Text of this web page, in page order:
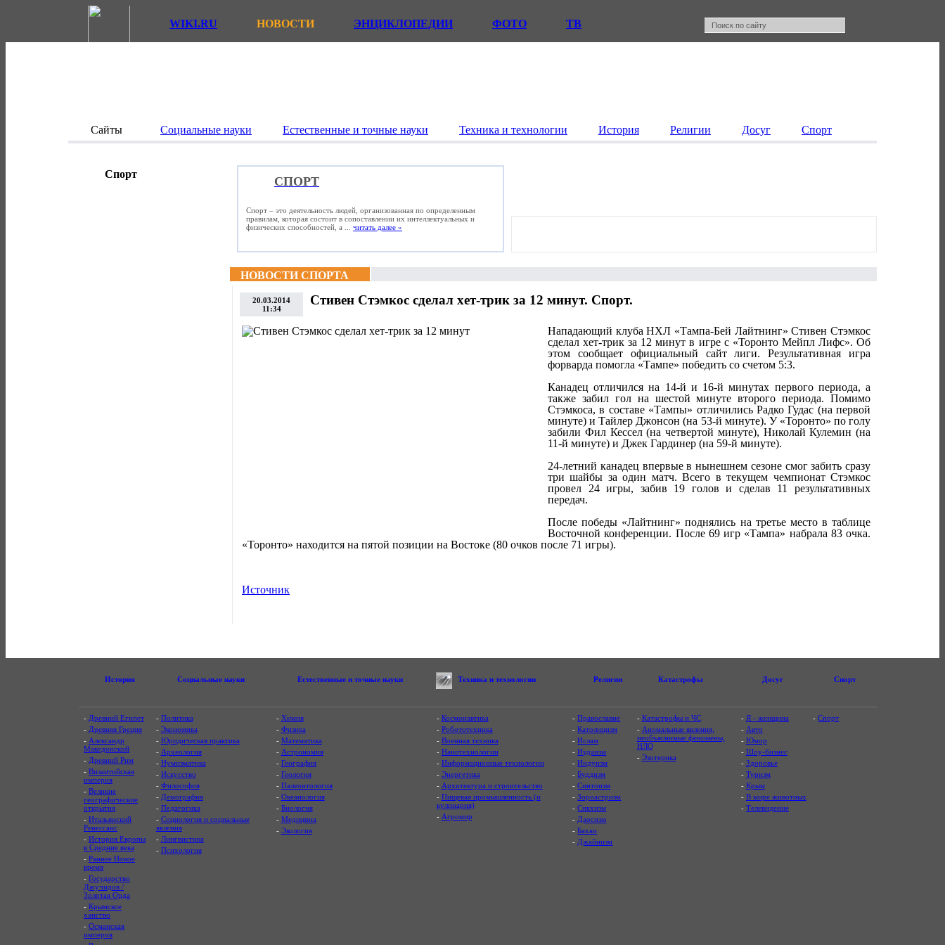
WIKI.RU НОВОСТИ ЭНЦИКЛОПЕДИИ ФОТО ТВ
Сайты Социальные науки Естественные и точные науки Техника и технологии История Религии Досуг Спорт
Спорт
СПОРТ
Спорт – это деятельность людей, организованная по определенным
правилам, которая состоит в сопоставлении их интеллектуальных и
физических способностей, а ... читать далее »
НОВОСТИ СПОРТА
20.03.2014
11:34
Стивен Стэмкос сделал хет-трик за 12 минут. Спорт.
Нападающий клуба НХЛ «Тампа-Бей Лайтнинг» Стивен Стэмкос
сделал хет-трик за 12 минут в игре с «Торонто Мейпл Лифс». Об
этом сообщает официальный сайт лиги. Результативная игра
форварда помогла «Тампе» победить со счетом 5:3.
Канадец отличился на 14-й и 16-й минутах первого периода, а
также забил гол на шестой минуте второго периода. Помимо
Стэмкоса, в составе «Тампы» отличились Радко Гудас (на первой
минуте) и Тайлер Джонсон (на 53-й минуте). У «Торонто» по голу
забили Фил Кессел (на четвертой минуте), Николай Кулемин (на
11-й минуте) и Джек Гардинер (на 59-й минуте).
24-летний канадец впервые в нынешнем сезоне смог забить сразу
три шайбы за один матч. Всего в текущем чемпионат Стэмкос
провел 24 игры, забив 19 голов и сделав 11 результативных
передач.
После победы «Лайтнинг» поднялись на третье место в таблице
Восточной конференции. После 69 игр «Тампа» набрала 83 очка.
«Торонто» находится на пятой позиции на Востоке (80 очков после 71 игры).
Источник
История Социальные науки Естественные и точные науки Техника и технологии Религии Катастрофы Досуг Спорт
- Древний Египет
- Древняя Греция
- Александр
Македонский
- Древний Рим
- Византийская
империя
- Великие
географические
открытия
- Итальянский
Ренессанс
- История Европы
в Средние века
- Раннее Новое
время
- Государство
Джучидов /
Золотая Орда
- Крымское
ханство
- Османская
империя
- Политика
- Экономика
- Юридическая практика
- Археология
- Нумизматика
- Искусство
- Философия
- Демография
- Педагогика
- Социология и социальные
явления
- Лингвистика
- Психология
- Химия
- Физика
- Математика
- Астрономия
- География
- Геология
- Палеонтология
- Океанология
- Биология
- Медицина
- Экология
- Космонавтика
- Робототехника
- Военная техника
- Нанотехнологии
- Информационные технологии
- Энергетика
- Архитектура и строительство
- Пищевая промышленность (и
кулинария)
- Агромир
-Православие
-Католицизм
-Ислам
-Иудаизм
-Индуизм
-Буддизм
-Синтоизм
-Зороастризм
-Сикхизм
- Даосизм
-Бахаи
- Джайнизм
- Катастрофы и ЧС
- Аномальные явления,
необъяснимые феномены,
НЛО
- Эзотерика
- Я - женщина
- Авто
- Юмор
- Шоу-бизнес
- Здоровье
- Туризм
- Крым
- В мире животных
- Телевидение
-Спорт